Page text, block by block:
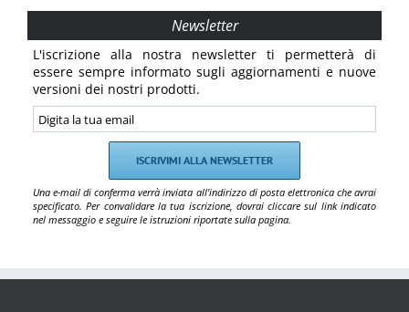
Newsletter
L'iscrizione alla nostra newsletter ti permetterà di
essere sempre informato sugli aggiornamenti e nuove
versioni dei nostri prodotti.
Una e-mail di conferma verrà inviata all'indirizzo di posta elettronica che avrai
specificato. Per convalidare la tua iscrizione, dovrai cliccare sul link indicato
nel messaggio e seguire le istruzioni riportate sulla pagina.